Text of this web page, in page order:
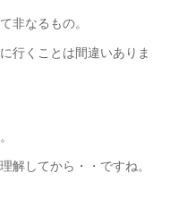
非なるもの。
行くことは間違いありま
解してから・・ですね。